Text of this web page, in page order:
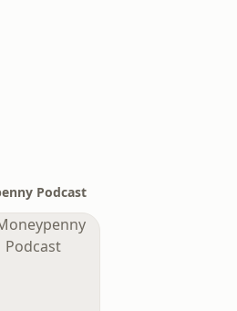
Podcast